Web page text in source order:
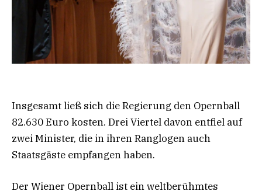
Insgesamt ließ sich die Regierung den Opernball
82.630 Euro kosten. Drei Viertel davon entfiel auf
zwei Minister, die in ihren Ranglogen auch
Staatsgäste empfangen haben.
Der Wiener Opernball ist ein weltberühmtes